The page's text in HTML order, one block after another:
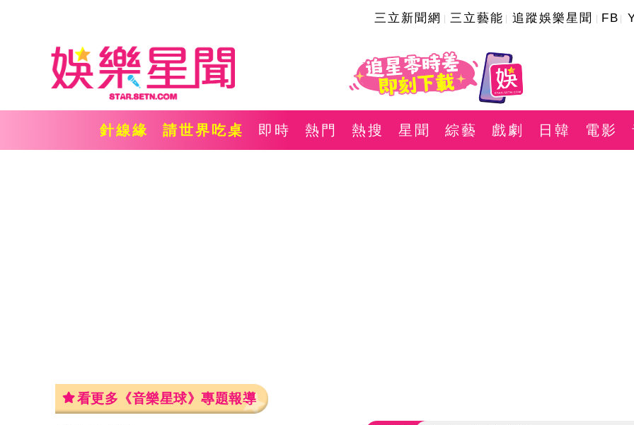
三立新聞網 三立藝能 追蹤娛樂星聞 FB
針線緣 請世界吃桌 即時 熱門 熱搜 星聞 綜藝 戲劇 日韓 電影
看更多《音樂星球》專題報導